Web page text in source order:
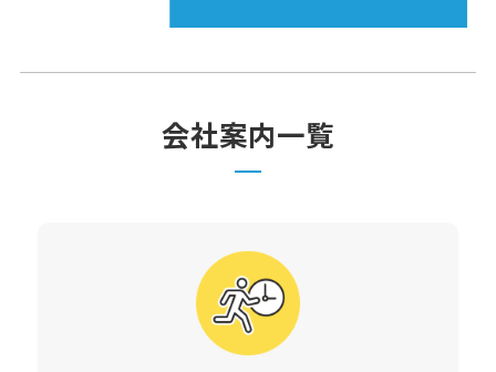
03-3735-0903
会社案内一覧